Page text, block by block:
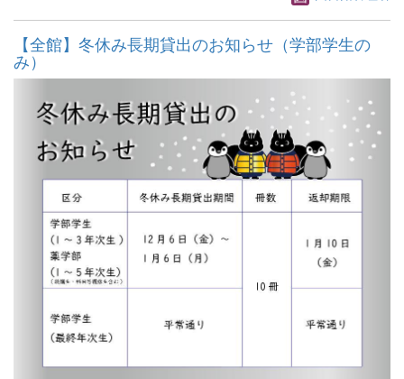
【全館】冬休み長期貸出のお知らせ（学部学生の
み）